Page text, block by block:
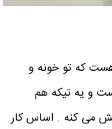
که تو خونه و
و یه تیکه هم
می کنه . اساس کار